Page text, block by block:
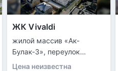
ЖК Vivaldi
жилой массив «Ак-
Булак-3», переулок
Тасшокы, 4
Цена неизвестна